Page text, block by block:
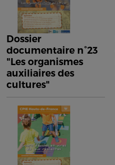
Dossier
documentaire n°23
"Les organismes
auxiliaires des
cultures"